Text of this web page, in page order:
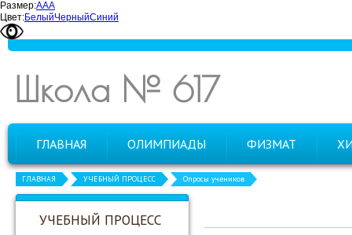
Размер:ААА
Цвет:БелыйЧерныйСиний
Школа № 617
ГЛАВНАЯ ОЛИМПИАДЫ ФИЗМАТ
ГЛАВНАЯ УЧЕБНЫЙ ПРОЦЕСС Опросы учеников
УЧЕБНЫЙ ПРОЦЕСС